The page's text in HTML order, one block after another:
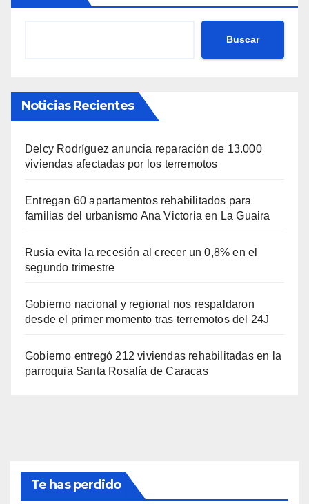
Buscar
Noticias Recientes
Delcy Rodríguez anuncia reparación de 13.000
viviendas afectadas por los terremotos
Entregan 60 apartamentos rehabilitados para
familias del urbanismo Ana Victoria en La Guaira
Rusia evita la recesión al crecer un 0,8% en el
segundo trimestre
Gobierno nacional y regional nos respaldaron
desde el primer momento tras terremotos del 24J
Gobierno entregó 212 viviendas rehabilitadas en la
parroquia Santa Rosalía de Caracas
Te has perdido